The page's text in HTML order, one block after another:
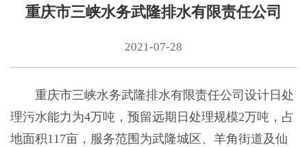
重庆市三峡水务武隆排水有限责任公司
2021-07-28
重庆市三峡水务武隆排水有限责任公司设计日处
理污水能力为4万吨，预留远期日处理规模2万吨，占
地面积117亩，服务范围为武隆城区、羊角街道及仙